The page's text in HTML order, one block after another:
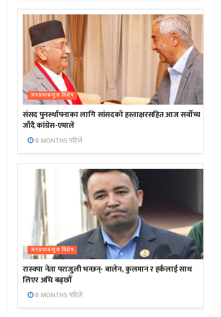
जनप्रभाबन्युज विशेष
संसद पुनर्स्थापनाका लागि सांसदको हस्ताक्षरसहित आज सर्वोच्च
जाँदै कांग्रेस-एमाले
8 MONTHS पहिले
जनप्रभाबन्युज विशेष
रास्वपा नेता पराजुली भन्छन्- बालेन, कुलमान र हर्कलाई साथ
लिएर अघि बढ्छौँ
8 MONTHS पहिले